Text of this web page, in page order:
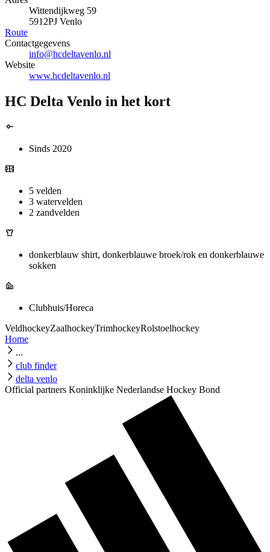
Wittendijkweg 59
5912PJ Venlo
Route
Contactgegevens
info@hcdeltavenlo.nl
Website
www.hcdeltavenlo.nl
HC Delta Venlo in het kort
Sinds 2020
5 velden
3 watervelden
2 zandvelden
donkerblauw shirt, donkerblauwe broek/rok en donkerblauwe
sokken
Clubhuis/Horeca
VeldhockeyZaalhockeyTrimhockeyRolstoelhockey
Home
...
club finder
delta venlo
Official partners Koninklijke Nederlandse Hockey Bond